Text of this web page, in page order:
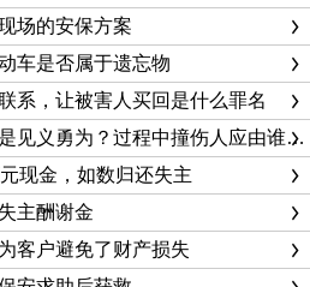
场的安保方案
车是否属于遗忘物
系，让被害人买回是什么罪名
保安抓小偷是履行职责还是见义勇为？过程中撞伤人应由谁来承担责任
现金，如数归还失主
主酬谢金
客户避免了财产损失